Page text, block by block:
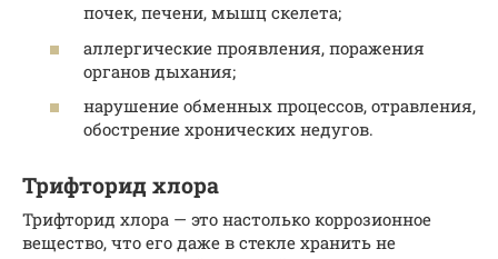
почек, печени, мышц скелета;
аллергические проявления, поражения
органов дыхания;
нарушение обменных процессов, отравления,
обострение хронических недугов.
Трифторид хлора
Трифторид хлора — это настолько коррозионное
вещество, что его даже в стекле хранить не